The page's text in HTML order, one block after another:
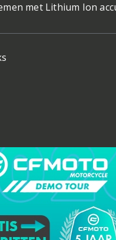
met Lithium Ion